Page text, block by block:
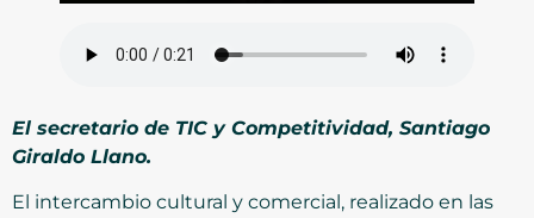
El secretario de TIC y Competitividad, Santiago
Giraldo Llano.
El intercambio cultural y comercial, realizado en las